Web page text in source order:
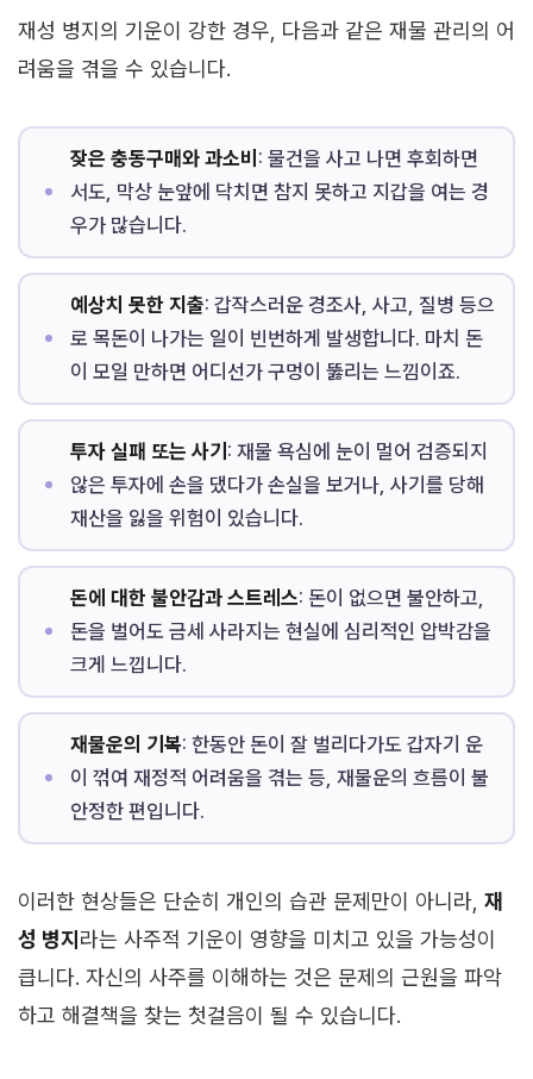
재성 병지의 기운이 강한 경우, 다음과 같은 재물 관리의 어
려움을 겪을 수 있습니다.
잦은 충동구매와 과소비 : 물건을 사고 나면 후회하면
서도, 막상 눈앞에 닥치면 참지 못하고 지갑을 여는 경
우가 많습니다.
예상치 못한 지출: 갑작스러운 경조사, 사고, 질병 등으
로 목돈이 나가는 일이 빈번하게 발생합니다. 마치 돈
이 모일 만하면 어디선가 구멍이 뚫리는 느낌이죠.
투자 실패 또는 사기 : 재물 욕심에 눈이 멀어 검증되지
않은 투자에 손을 댔다가 손실을 보거나, 사기를 당해
재산을 잃을 위험이 있습니다.
돈에 대한 불안감과 스트레스: 돈이 없으면 불안하고,
돈을 벌어도 금세 사라지는 현실에 심리적인 압박감을
크게 느낍니다.
재물운의 기복: 한동안 돈이 잘 벌리다가도 갑자기 운
이 꺾여 재정적 어려움을 겪는 등, 재물운의 흐름이 불
안정한 편입니다.
이러한 현상들은 단순히 개인의 습관 문제만이 아니라, 재
성 병지라는 사주적 기운이 영향을 미치고 있을 가능성이
큽니다. 자신의 사주를 이해하는 것은 문제의 근원을 파악
하고 해결책을 찾는 첫걸음이 될 수 있습니다.